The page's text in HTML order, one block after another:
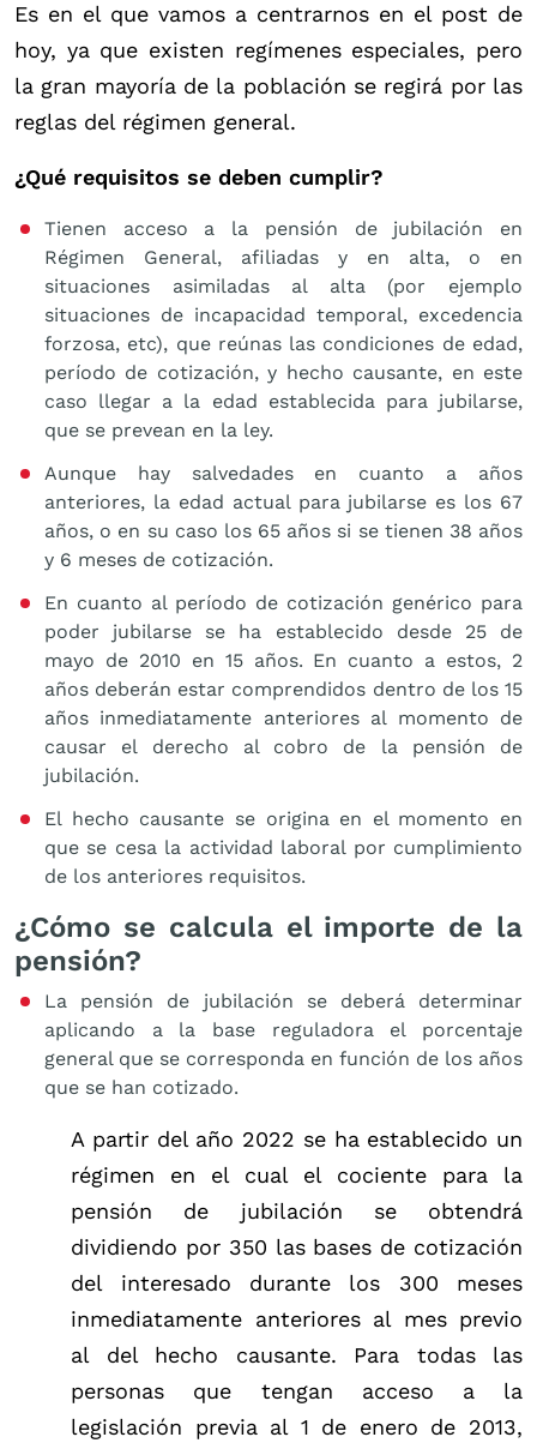
Es en el que vamos a centrarnos en el post de
hoy, ya que existen regímenes especiales, pero
la gran mayoría de la población se regirá por las
reglas del régimen general.
¿Qué requisitos se deben cumplir?
Tienen acceso a la pensión de jubilación en
Régimen General, afiliadas y en alta, o en
situaciones asimiladas al alta (por ejemplo
situaciones de incapacidad temporal, excedencia
forzosa, etc), que reúnas las condiciones de edad,
período de cotización, y hecho causante, en este
caso llegar a la edad establecida para jubilarse,
que se prevean en la ley.
Aunque hay salvedades en cuanto a años
anteriores, la edad actual para jubilarse es los 67
años, o en su caso los 65 años si se tienen 38 años
y 6 meses de cotización.
En cuanto al período de cotización genérico para
poder jubilarse se ha establecido desde 25 de
mayo de 2010 en 15 años. En cuanto a estos, 2
años deberán estar comprendidos dentro de los 15
años inmediatamente anteriores al momento de
causar el derecho al cobro de la pensión de
jubilación.
El hecho causante se origina en el momento en
que se cesa la actividad laboral por cumplimiento
de los anteriores requisitos.
¿Cómo se calcula el importe de la
pensión?
La pensión de jubilación se deberá determinar
aplicando a la base reguladora el porcentaje
general que se corresponda en función de los años
que se han cotizado.
A partir del año 2022 se ha establecido un
régimen en el cual el cociente para la
pensión de jubilación se obtendrá
dividiendo por 350 las bases de cotización
del interesado durante los 300 meses
inmediatamente anteriores al mes previo
al del hecho causante. Para todas las
personas que tengan acceso a la
legislación previa al 1 de enero de 2013,